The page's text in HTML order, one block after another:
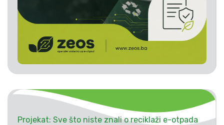
Projekat: Sve što niste znali o reciklaži e-otpada